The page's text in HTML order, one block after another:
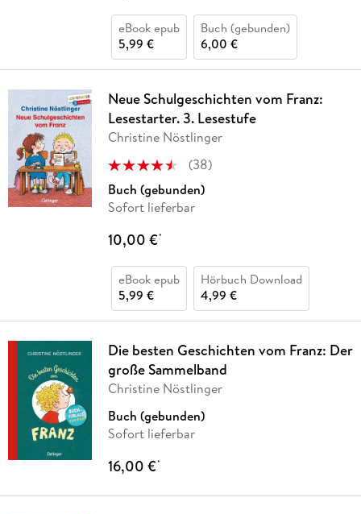
eBook epub
5,99 €
Buch (gebunden)
6,00 €
Neue Schulgeschichten vom Franz:
Lesestarter. 3. Lesestufe
Christine Nöstlinger
(38)
Buch (gebunden)
Sofort lieferbar
10,00 €*
eBook epub
5,99 €
Hörbuch Download
4,99 €
Die besten Geschichten vom Franz: Der
große Sammelband
Christine Nöstlinger
Buch (gebunden)
Sofort lieferbar
16,00 €*